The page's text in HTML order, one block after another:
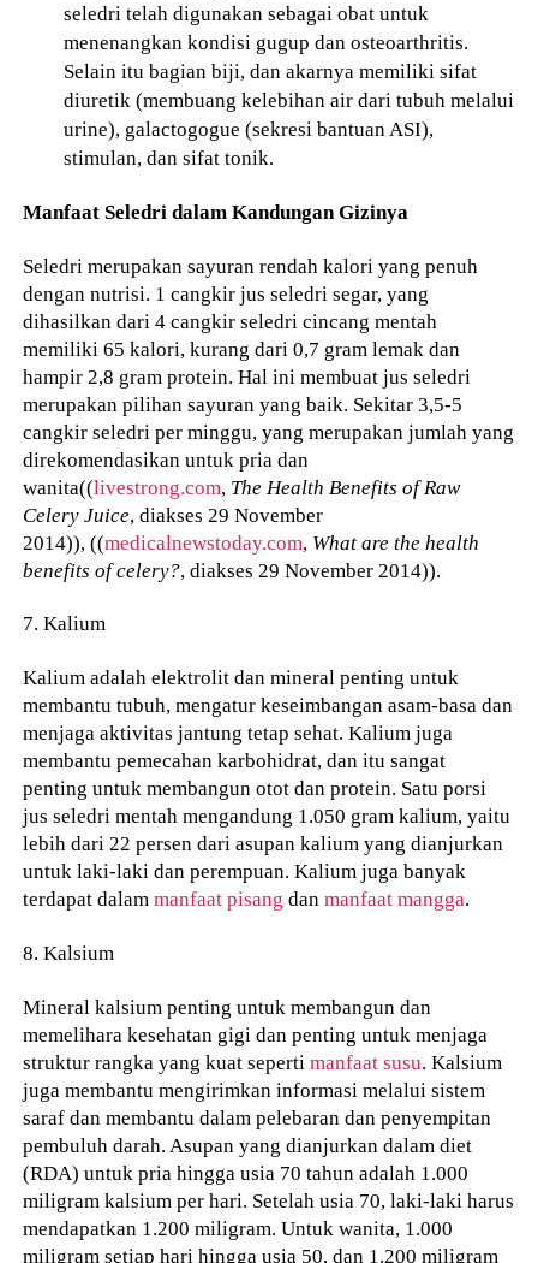
seledri telah digunakan sebagai obat untuk
menenangkan kondisi gugup dan osteoarthritis.
Selain itu bagian biji, dan akarnya memiliki sifat
diuretik (membuang kelebihan air dari tubuh melalui
urine), galactogogue (sekresi bantuan ASI),
stimulan, dan sifat tonik.
Manfaat Seledri dalam Kandungan Gizinya
Seledri merupakan sayuran rendah kalori yang penuh
dengan nutrisi. 1 cangkir jus seledri segar, yang
dihasilkan dari 4 cangkir seledri cincang mentah
memiliki 65 kalori, kurang dari 0,7 gram lemak dan
hampir 2,8 gram protein. Hal ini membuat jus seledri
merupakan pilihan sayuran yang baik. Sekitar 3,5-5
cangkir seledri per minggu, yang merupakan jumlah yang
direkomendasikan untuk pria dan
wanita((livestrong.com, The Health Benefits of Raw
Celery Juice, diakses 29 November
2014)), ((medicalnewstoday.com, What are the health
benefits of celery?, diakses 29 November 2014)).
7. Kalium
Kalium adalah elektrolit dan mineral penting untuk
membantu tubuh, mengatur keseimbangan asam-basa dan
menjaga aktivitas jantung tetap sehat. Kalium juga
membantu pemecahan karbohidrat, dan itu sangat
penting untuk membangun otot dan protein. Satu porsi
jus seledri mentah mengandung 1.050 gram kalium, yaitu
lebih dari 22 persen dari asupan kalium yang dianjurkan
untuk laki-laki dan perempuan. Kalium juga banyak
terdapat dalammanfaat pisang danmanfaat mangga.
8. Kalsium
Mineral kalsium penting untuk membangun dan
memelihara kesehatan gigi dan penting untuk menjaga
struktur rangka yang kuat sepertimanfaat susu. Kalsium
juga membantu mengirimkan informasi melalui sistem
saraf dan membantu dalam pelebaran dan penyempitan
pembuluh darah. Asupan yang dianjurkan dalam diet
(RDA) untuk pria hingga usia 70 tahun adalah 1.000
miligram kalsium per hari. Setelah usia 70, laki-laki harus
mendapatkan 1.200 miligram. Untuk wanita, 1.000
miligram setiap hari hingga usia 50, dan 1.200 miligram